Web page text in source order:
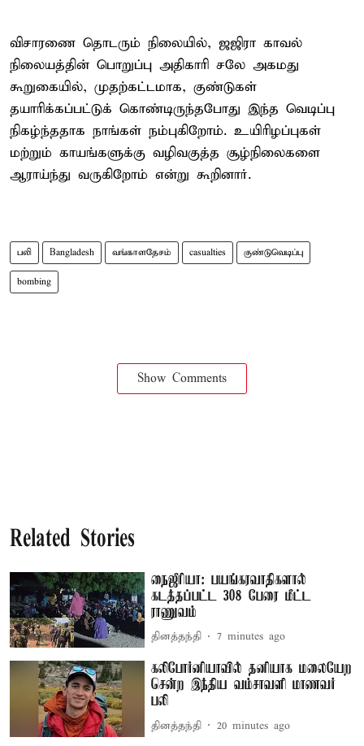
விசாரணை தொடரும் நிலையில், ஜஜிரா காவல்
நிலையத்தின் பொறுப்பு அதிகாரி சலே அகமது
கூறுகையில், முதற்கட்டமாக, குண்டுகள்
தயாரிக்கப்பட்டுக் கொண்டிருந்தபோது இந்த வெடிப்பு
நிகழ்ந்ததாக நாங்கள் நம்புகிறோம். உயிரிழப்புகள்
மற்றும் காயங்களுக்கு வழிவகுத்த சூழ்நிலைகளை
ஆராய்ந்து வருகிறோம் என்று கூறினார்.
பலி Bangladesh வங்காளதேசம் casualties குண்டுவெடிப்பு
bombing
Show Comments
Related Stories
நைஜீரியா: பயங்கரவாதிகளால்
கடத்தப்பட்ட 308 பேரை மீட்ட
ராணுவம்
தினத்தந்தி 7 minutes ago
கலிபோர்னியாவில் தனியாக மலையேற
சென்ற இந்திய வம்சாவளி மாணவர்
பலி
தினத்தந்தி 20 minutes ago